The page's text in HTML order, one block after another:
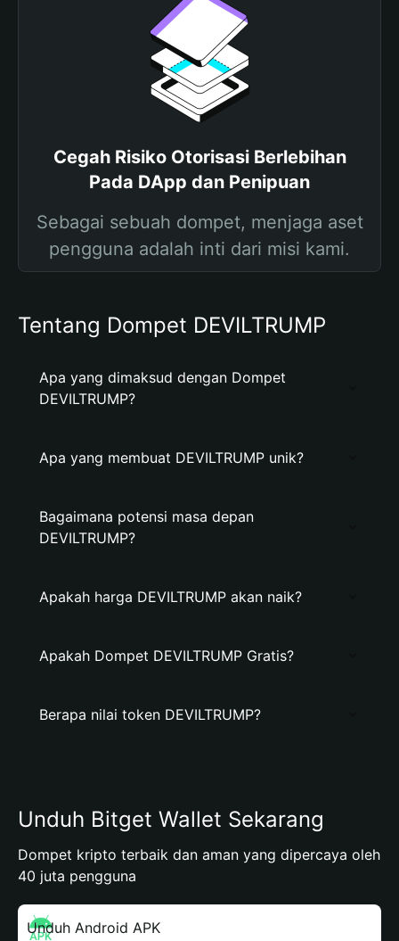
Cegah Risiko Otorisasi Berlebihan
Pada DApp dan Penipuan
Sebagai sebuah dompet, menjaga aset
pengguna adalah inti dari misi kami.
Tentang Dompet DEVILTRUMP
Apa yang dimaksud dengan Dompet
DEVILTRUMP?
Apa yang membuat DEVILTRUMP unik?
Bagaimana potensi masa depan
DEVILTRUMP?
Apakah harga DEVILTRUMP akan naik?
Apakah Dompet DEVILTRUMP Gratis?
Berapa nilai token DEVILTRUMP?
Unduh Bitget Wallet Sekarang
Dompet kripto terbaik dan aman yang dipercaya oleh
40 juta pengguna
Unduh Android APK